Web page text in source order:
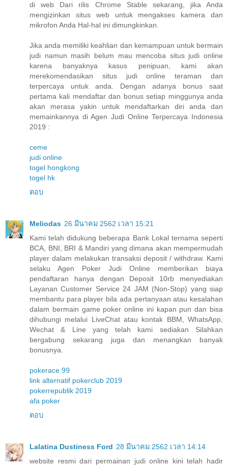
di web Dari rilis Chrome Stable sekarang, jika Anda
mengizinkan situs web untuk mengakses kamera dan
mikrofon Anda Hal-hal ini dimungkinkan.
Jika anda memiliki keahlian dan kemampuan untuk bermain
judi namun masih belum mau mencoba situs judi online
karena banyaknya kasus penipuan, kami akan
merekomendasikan situs judi online teraman dan
terpercaya untuk anda. Dengan adanya bonus saat
pertama kali mendaftar dan bonus setiap minggunya anda
akan merasa yakin untuk mendaftarkan diri anda dan
memainkannya di Agen Judi Online Terpercaya Indonesia
2019 :
ceme
judi online
togel hongkong
togel hk
ตอบ
Meliodas 26 มีนาคม 2562 เวลา 15:21
Kami telah didukung beberapa Bank Lokal ternama seperti
BCA, BNI, BRI & Mandiri yang dimana akan mempermudah
player dalam melakukan transaksi deposit / withdraw. Kami
selaku Agen Poker Judi Online memberikan biaya
pendaftaran hanya dengan Deposit 10rb menyediakan
Layanan Customer Service 24 JAM (Non-Stop) yang siap
membantu para player bila ada pertanyaan atau kesalahan
dalam bermain game poker online ini kapan pun dan bisa
dihubungi melalui LiveChat atau kontak BBM, WhatsApp,
Wechat & Line yang telah kami sediakan Silahkan
bergabung sekarang juga dan menangkan banyak
bonusnya.
pokerace 99
link alternatif pokerclub 2019
pokerrepublik 2019
afa poker
ตอบ
Lalatina Dustiness Ford 28 มีนาคม 2562 เวลา 14:14
website resmi dari permainan judi online kini telah hadir